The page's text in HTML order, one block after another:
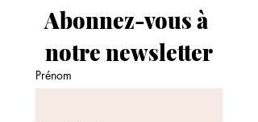
enfant.
Parfaite pour immortaliser ses
premières petites habitudes.
Abonnez-vous à
notre newsletter
Prénom